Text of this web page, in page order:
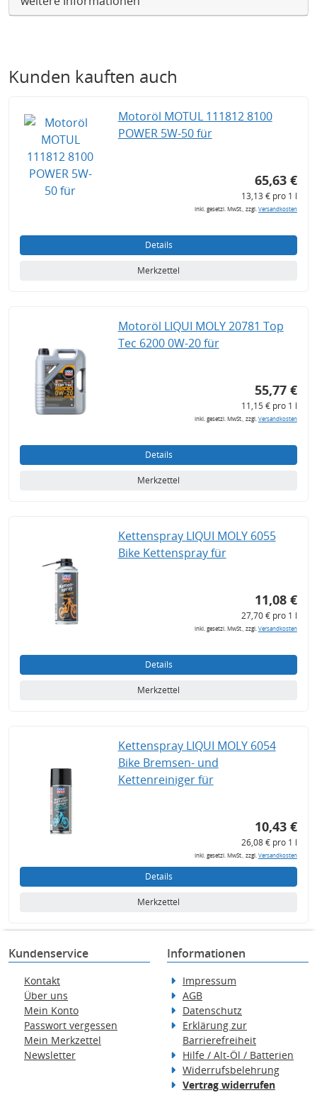
Kunden kauften auch
Motoröl MOTUL 111812 8100
POWER 5W-50 für
65,63 €
13,13 € pro 1 l
inkl. gesetzl. MwSt., zzgl.Versandkosten
Details
Merkzettel
Motoröl LIQUI MOLY 20781 Top
Tec 6200 0W-20 für
55,77 €
11,15 € pro 1 l
inkl. gesetzl. MwSt., zzgl.Versandkosten
Details
Merkzettel
Kettenspray LIQUI MOLY 6055
Bike Kettenspray für
11,08 €
27,70 € pro 1 l
inkl. gesetzl. MwSt., zzgl.Versandkosten
Details
Merkzettel
Kettenspray LIQUI MOLY 6054
Bike Bremsen- und
Kettenreiniger für
10,43 €
26,08 € pro 1 l
inkl. gesetzl. MwSt., zzgl.Versandkosten
Details
Merkzettel
Kundenservice
Kontakt
Über uns
Mein Konto
Passwort vergessen
Mein Merkzettel
Newsletter
Informationen
Impressum
AGB
Datenschutz
Erklärung zur
Barrierefreiheit
Hilfe / Alt-Öl / Batterien
Widerrufsbelehrung
Vertrag widerrufen